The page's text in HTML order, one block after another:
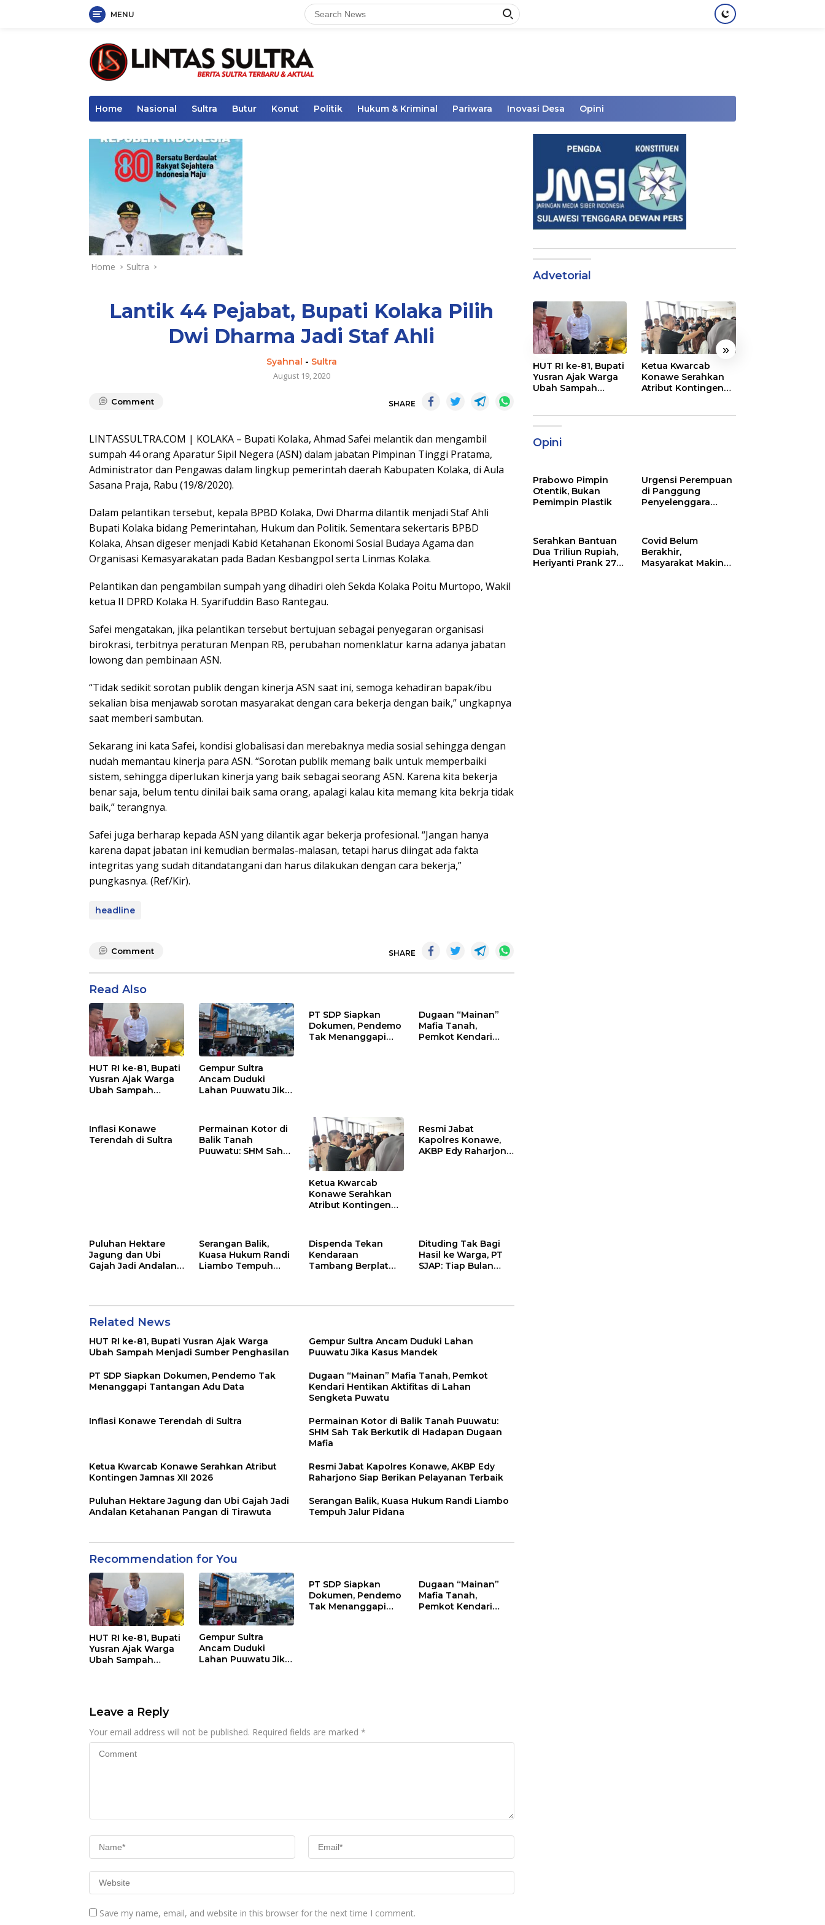
MENU
Home Nasional Sultra Butur Konut Politik Hukum & Kriminal Pariwara Inovasi Desa Opini
Home Sultra
Lantik 44 Pejabat, Bupati Kolaka Pilih
Dwi Dharma Jadi Staf Ahli
Syahnal - Sultra
August 19, 2020
Comment SHARE
LINTASSULTRA.COM | KOLAKA – Bupati Kolaka, Ahmad Safei melantik dan mengambil
sumpah 44 orang Aparatur Sipil Negera (ASN) dalam jabatan Pimpinan Tinggi Pratama,
Administrator dan Pengawas dalam lingkup pemerintah daerah Kabupaten Kolaka, di Aula
Sasana Praja, Rabu (19/8/2020).
Dalam pelantikan tersebut, kepala BPBD Kolaka, Dwi Dharma dilantik menjadi Staf Ahli
Bupati Kolaka bidang Pemerintahan, Hukum dan Politik. Sementara sekertaris BPBD
Kolaka, Ahsan digeser menjadi Kabid Ketahanan Ekonomi Sosial Budaya Agama dan
Organisasi Kemasyarakatan pada Badan Kesbangpol serta Linmas Kolaka.
Pelantikan dan pengambilan sumpah yang dihadiri oleh Sekda Kolaka Poitu Murtopo, Wakil
ketua II DPRD Kolaka H. Syarifuddin Baso Rantegau.
Safei mengatakan, jika pelantikan tersebut bertujuan sebagai penyegaran organisasi
birokrasi, terbitnya peraturan Menpan RB, perubahan nomenklatur karna adanya jabatan
lowong dan pembinaan ASN.
“Tidak sedikit sorotan publik dengan kinerja ASN saat ini, semoga kehadiran bapak/ibu
sekalian bisa menjawab sorotan masyarakat dengan cara bekerja dengan baik,” ungkapnya
saat memberi sambutan.
Sekarang ini kata Safei, kondisi globalisasi dan merebaknya media sosial sehingga dengan
nudah memantau kinerja para ASN. “Sorotan publik memang baik untuk memperbaiki
sistem, sehingga diperlukan kinerja yang baik sebagai seorang ASN. Karena kita bekerja
benar saja, belum tentu dinilai baik sama orang, apalagi kalau kita memang kita bekrja tidak
baik,” terangnya.
Safei juga berharap kepada ASN yang dilantik agar bekerja profesional. “Jangan hanya
karena dapat jabatan ini kemudian bermalas-malasan, tetapi harus diingat ada fakta
integritas yang sudah ditandatangani dan harus dilakukan dengan cara bekerja,”
pungkasnya. (Ref/Kir).
headline
Comment SHARE
Read Also
HUT RI ke-81, Bupati
Yusran Ajak Warga
Ubah Sampah
Gempur Sultra
Ancam Duduki
Lahan Puuwatu Jika
PT SDP Siapkan
Dokumen, Pendemo
Tak Menanggapi
Dugaan “Mainan”
Mafia Tanah,
Pemkot Kendari
Inflasi Konawe
Terendah di Sultra
Permainan Kotor di
Balik Tanah
Puuwatu: SHM Sah
Ketua Kwarcab
Konawe Serahkan
Atribut Kontingen
Resmi Jabat
Kapolres Konawe,
AKBP Edy Raharjono
Puluhan Hektare
Jagung dan Ubi
Gajah Jadi Andalan
Serangan Balik,
Kuasa Hukum Randi
Liambo Tempuh
Dispenda Tekan
Kendaraan
Tambang Berplat
Dituding Tak Bagi
Hasil ke Warga, PT
SJAP: Tiap Bulan
Related News
HUT RI ke-81, Bupati Yusran Ajak Warga
Ubah Sampah Menjadi Sumber Penghasilan
Gempur Sultra Ancam Duduki Lahan
Puuwatu Jika Kasus Mandek
PT SDP Siapkan Dokumen, Pendemo Tak
Menanggapi Tantangan Adu Data
Dugaan “Mainan” Mafia Tanah, Pemkot
Kendari Hentikan Aktifitas di Lahan
Sengketa Puwatu
Inflasi Konawe Terendah di Sultra
Permainan Kotor di Balik Tanah Puuwatu:
SHM Sah Tak Berkutik di Hadapan Dugaan
Mafia
Ketua Kwarcab Konawe Serahkan Atribut
Kontingen Jamnas XII 2026
Resmi Jabat Kapolres Konawe, AKBP Edy
Raharjono Siap Berikan Pelayanan Terbaik
Puluhan Hektare Jagung dan Ubi Gajah Jadi
Andalan Ketahanan Pangan di Tirawuta
Serangan Balik, Kuasa Hukum Randi Liambo
Tempuh Jalur Pidana
Recommendation for You
HUT RI ke-81, Bupati
Yusran Ajak Warga
Ubah Sampah
Gempur Sultra
Ancam Duduki
Lahan Puuwatu Jika
PT SDP Siapkan
Dokumen, Pendemo
Tak Menanggapi
Dugaan “Mainan”
Mafia Tanah,
Pemkot Kendari
Leave a Reply
Your email address will not be published. Required fields are marked *
Save my name, email, and website in this browser for the next time I comment.
Advetorial
« »
HUT RI ke-81, Bupati
Yusran Ajak Warga
Ubah Sampah
Ketua Kwarcab
Konawe Serahkan
Atribut Kontingen
Opini
Prabowo Pimpin
Otentik, Bukan
Pemimpin Plastik
Urgensi Perempuan
di Panggung
Penyelenggara
Serahkan Bantuan
Dua Triliun Rupiah,
Heriyanti Prank 270
Covid Belum
Berakhir,
Masyarakat Makin